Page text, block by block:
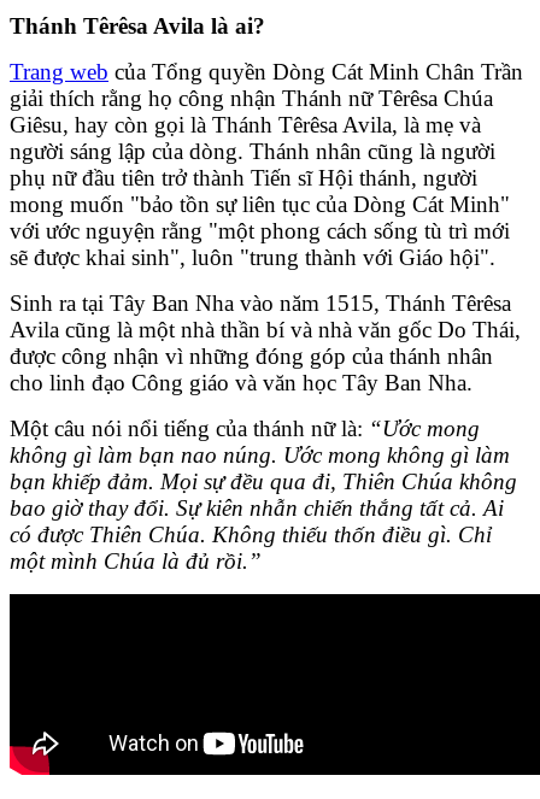
Thánh Têrêsa Avila là ai?
Trang web của Tổng quyền Dòng Cát Minh Chân Trần
giải thích rằng họ công nhận Thánh nữ Têrêsa Chúa
Giêsu, hay còn gọi là Thánh Têrêsa Avila, là mẹ và
người sáng lập của dòng. Thánh nhân cũng là người
phụ nữ đầu tiên trở thành Tiến sĩ Hội thánh, người
mong muốn "bảo tồn sự liên tục của Dòng Cát Minh"
với ước nguyện rằng "một phong cách sống tù trì mới
sẽ được khai sinh", luôn "trung thành với Giáo hội".
Sinh ra tại Tây Ban Nha vào năm 1515, Thánh Têrêsa
Avila cũng là một nhà thần bí và nhà văn gốc Do Thái,
được công nhận vì những đóng góp của thánh nhân
cho linh đạo Công giáo và văn học Tây Ban Nha.
Một câu nói nổi tiếng của thánh nữ là: “Ước mong
không gì làm bạn nao núng. Ước mong không gì làm
bạn khiếp đảm. Mọi sự đều qua đi, Thiên Chúa không
bao giờ thay đổi. Sự kiên nhẫn chiến thắng tất cả. Ai
có được Thiên Chúa. Không thiếu thốn điều gì. Chỉ
một mình Chúa là đủ rồi.”